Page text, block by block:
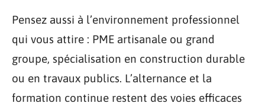
Pensez aussi à l’environnement professionnel
qui vous attire : PME artisanale ou grand
groupe, spécialisation en construction durable
ou en travaux publics. L’alternance et la
formation continue restent des voies efficaces